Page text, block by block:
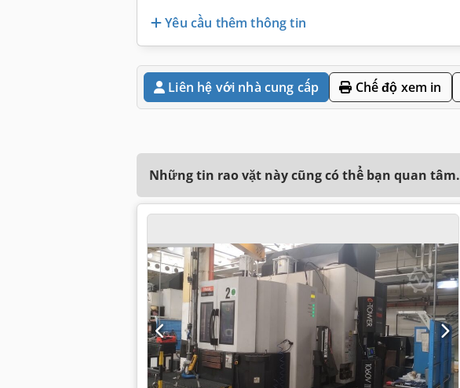
Yêu cầu thêm thông tin
Liên hệ với nhà cung cấp Chế độ xem in
Những tin rao vặt này cũng có thể bạn quan tâm.